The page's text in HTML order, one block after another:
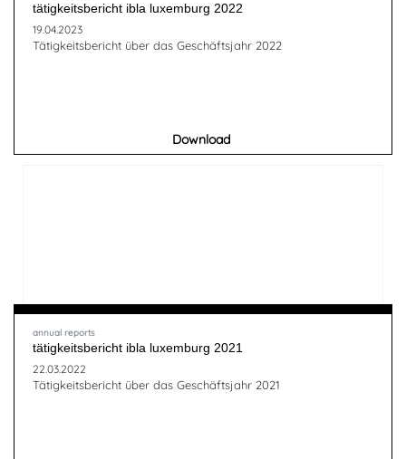
tätigkeitsbericht ibla luxemburg 2022
19.04.2023
Tätigkeitsbericht über das Geschäftsjahr 2022
Download
annual reports
tätigkeitsbericht ibla luxemburg 2021
22.03.2022
Tätigkeitsbericht über das Geschäftsjahr 2021